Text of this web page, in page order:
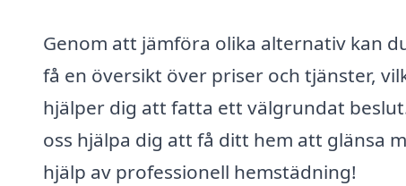
Genom att jämföra olika alternativ kan
få en översikt över priser och tjänster,
hjälper dig att fatta ett välgrundat
oss hjälpa dig att få ditt hem att glänsa
hjälp av professionell hemstädning!